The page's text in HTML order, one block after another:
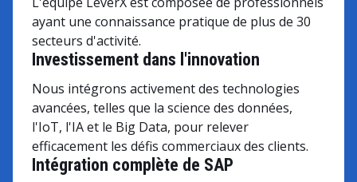
ayant une connaissance pratique de plus de 30
secteurs d'activité.
Investissement dans l'innovation
Nous intégrons activement des technologies
avancées, telles que la science des données,
l'IoT, l'IA et le Big Data, pour relever
efficacement les défis commerciaux des clients.
Intégration complète de SAP